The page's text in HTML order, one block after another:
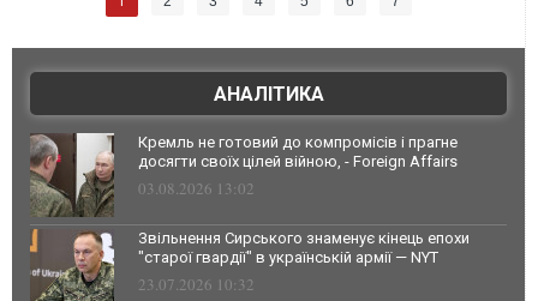
АНАЛІТИКА
Кремль не готовий до компромісів і прагне
досягти своїх цілей війною, - Foreign Affairs
03.08.2026 13:02
Звільнення Сирського знаменує кінець епохи
"старої гвардії" в українській армії — NYT
23.07.2026 10:32